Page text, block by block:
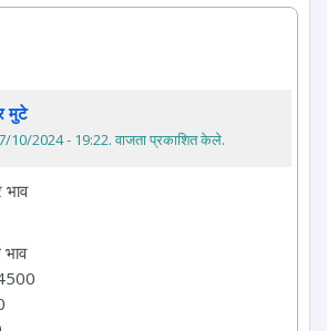
मुटे
10/2024 - 19:22. वाजता प्रकाशित केले.